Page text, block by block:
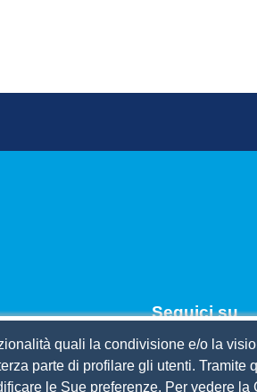
di commercio
Seguici su
quali la condivisione e/o la
parte di profilare gli utenti. Tramite
le Sue preferenze. Per vedere la